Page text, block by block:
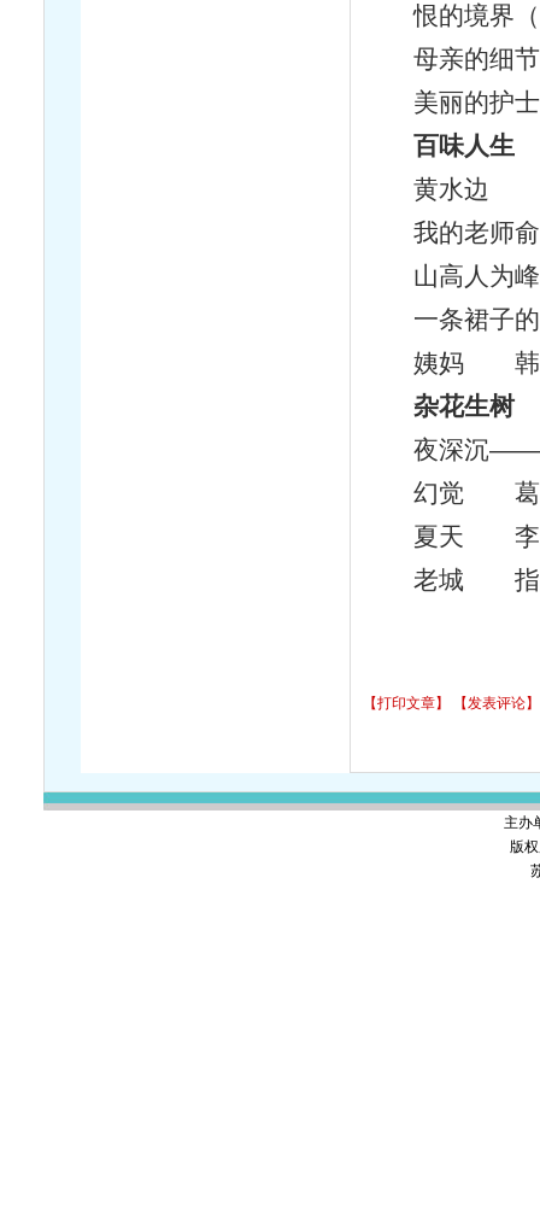
恨的境界
母亲的细
美丽的护
百味人生
黄水边
我的老师
山高人为
一条裙子
姨妈 韩
杂花生树
夜深沉——
幻觉 葛
夏天 李
老城 指
【打印文章】 【发表评论】
主办
版